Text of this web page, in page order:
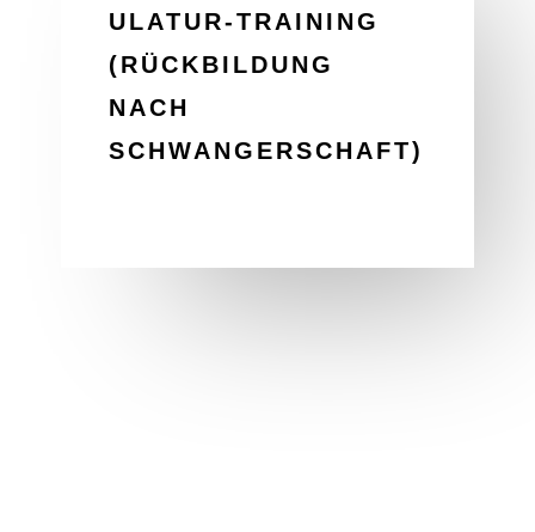
ULATUR-TRAINING
(RÜCKBILDUNG
NACH
SCHWANGERSCHAFT)